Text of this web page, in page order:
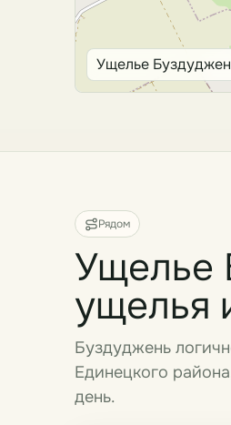
Ущелье
Рядом
Ущелье
ущелья
Буздуджень
Единецкого
день.